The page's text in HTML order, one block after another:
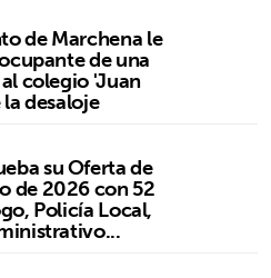
de Marchena le
de una
colegio 'Juan
desaloje
su Oferta de
de 2026 con 52
Policía Local,